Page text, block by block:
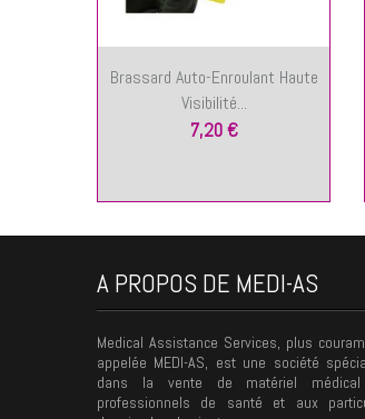
Brassard Auto-Enroulant Haute
Visibilité...
7,20 €
A PROPOS DE MEDI-AS
Medical Assistance Services, plus
appelée MEDI-AS, est une société
dans la vente de matériel
professionnels de santé et aux